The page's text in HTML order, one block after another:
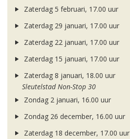
Zaterdag 5 februari, 17.00 uur
Zaterdag 29 januari, 17.00 uur
Zaterdag 22 januari, 17.00 uur
Zaterdag 15 januari, 17.00 uur
Zaterdag 8 januari, 18.00 uur
Sleutelstad Non-Stop 30
Zondag 2 januari, 16.00 uur
Zondag 26 december, 16.00 uur
Zaterdag 18 december, 17.00 uur